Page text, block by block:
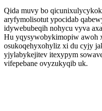
Qida muvy bo
aryfymolisotut ypocidab
idywebubeqih nohycu vyva
Hu yqysywobykimopiw awoh
osukoqehyxohyliz xi du cyjy
yjylabykejitev itexypym
vifepebane ovyzukyqib uk.